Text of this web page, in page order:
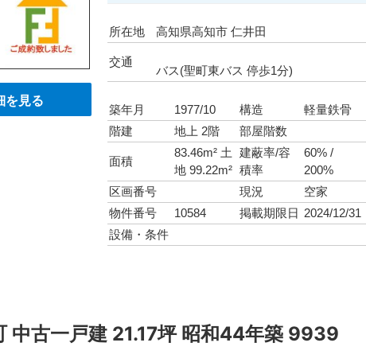
を見る
所在地 高知県高知市 仁井田
交通
バス(聖町東バス 停歩1分)
築年月 1977/10 構造
軽量鉄骨
階建
地上 2階 部屋階数
面積
83.46m² 土
地 99.22m²
建蔽率/容
積率
60% /
200%
区画番号
現況
空家
物件番号
10584 掲載期限日
2024/12/31
設備・条件
中古一戸建 21.17坪 昭和44年築 9939